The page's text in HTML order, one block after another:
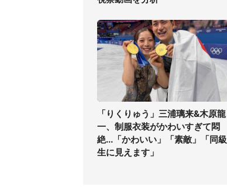
「りくりゅう」三浦璃来&木原龍
一、制服衣装がかわいすぎて悶
絶...「かわいい」「素敵」「同級
生に見えます」